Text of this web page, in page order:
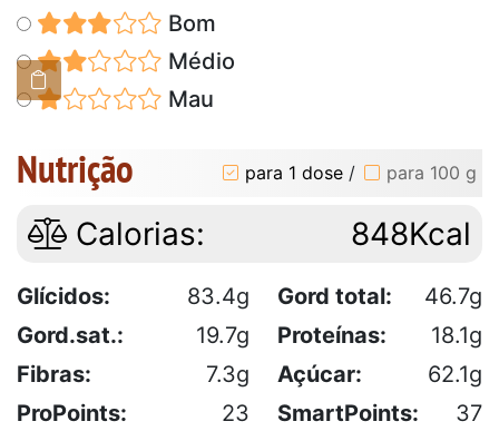
Bom
Médio
Mau
Nutrição para 1 dose / para 100 g
Calorias: 848Kcal
Glícidos: 83.4g Gord total:
46.7g
Gord.sat.:
19.7g Proteínas:
18.1g
Fibras:
7.3g Açúcar:
62.1g
ProPoints:
23 SmartPoints: 37